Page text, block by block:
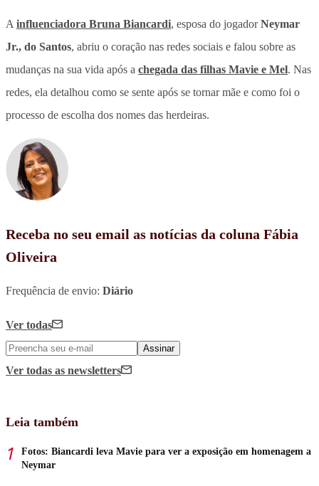
A influenciadora Bruna Biancardi, esposa do jogadorNeymar
Jr., do Santos, abriu o coração nas redes sociais e falou sobre as
mudanças na sua vida após a chegada das filhas Mavie e Mel. Nas
redes, ela detalhou como se sente após se tornar mãe e como foi o
processo de escolha dos nomes das herdeiras.
Receba no seu email as notícias da coluna Fábia
Oliveira
Frequência de envio: Diário
Ver todas
Assinar
Ver todas as newsletters
Leia também
Fotos: Biancardi leva Mavie para ver a exposição em homenagem a
Neymar